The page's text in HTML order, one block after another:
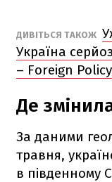
ДИВІТЬСЯ ТАКОЖ
Україна
– Foreign Policy
Де
За даними
травня,
в південному